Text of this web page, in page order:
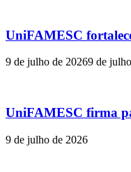
UniFAMESC
9 de julho de 20269 de
UniFAMESC firma
9 de julho de 2026